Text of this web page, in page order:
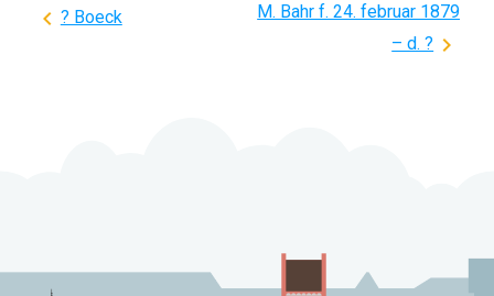
Indlægsnavigation
? Boeck
M. Bahr f. 24. februar 1879
– d. ?